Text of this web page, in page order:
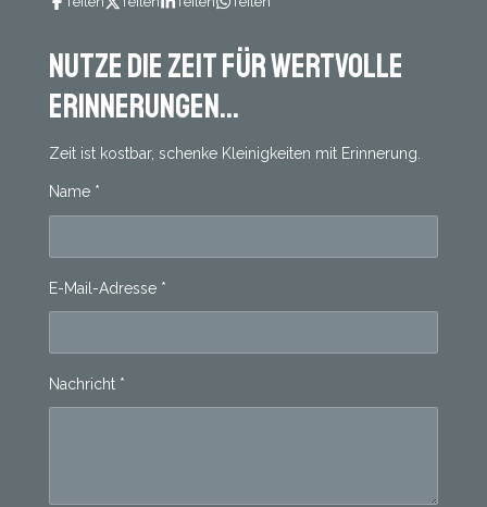
Nutze die Zeit für wertvolle
Erinnerungen...
Zeit ist kostbar, schenke Kleinigkeiten mit Erinnerung.
Name *
E-Mail-Adresse *
Nachricht *